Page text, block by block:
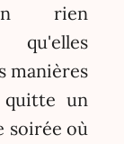
rien
manières
un
soirée où